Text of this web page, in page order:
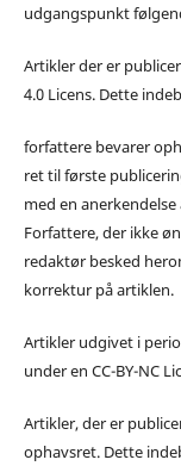
udgangspunkt
Artikler der er
4.0 Licens. Dette
forfattere bevarer
ret til første
med en
Forfattere, der ikke
redaktør besked
korrektur på artiklen.
Artikler udgivet i
under en CC-BY-NC
Artikler, der er
ophavsret. Dette